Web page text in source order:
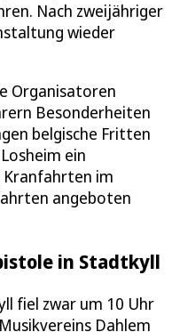
Nach zweijähriger
wieder
Organisatoren
Besonderheiten
belgische Fritten
ein
Kranfahrten im
angeboten
in Stadtkyll
fiel zwar um 10 Uhr
Dahlem